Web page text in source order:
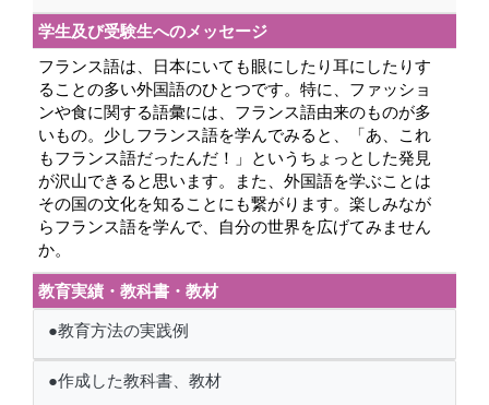
学生及び受験生へのメッセージ
フランス語は、日本にいても眼にしたり耳にしたりす
ることの多い外国語のひとつです。特に、ファッショ
ンや食に関する語彙には、フランス語由来のものが多
いもの。少しフランス語を学んでみると、「あ、これ
もフランス語だったんだ！」というちょっとした発見
が沢山できると思います。また、外国語を学ぶことは
その国の文化を知ることにも繋がります。楽しみなが
らフランス語を学んで、自分の世界を広げてみません
か。
教育実績・教科書・教材
●教育方法の実践例
●作成した教科書、教材